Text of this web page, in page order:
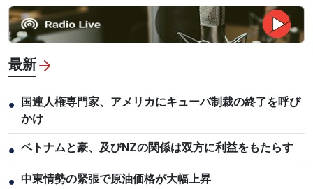
最新
●
国連人権専門家、アメリカにキューバ制裁の終了を呼び
かけ
● ベトナムと豪、及びNZの関係は双方に利益をもたらす
● 中東情勢の緊張で原油価格が大幅上昇